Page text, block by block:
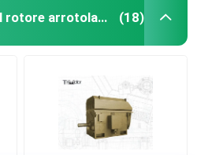
Motore asincrono del rotore arrotolato (18)